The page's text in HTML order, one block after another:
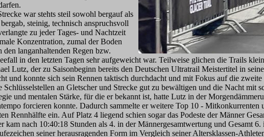
war stehts steil sowohl bergauf als
steinig, technisch anspruchsvoll
zu jeder Tages- und Nachtzeit
Konzentration, zumal der Boden
den langanhaltenden Regen bzw.
in den letzten Tagen sehr aufgeweicht war. Teilweise glichen die Trails
Lutz, der zu Saisonbeginn bereits den Deutschen Ultratrail Meistertitel in
und konnte sich sein Rennen taktisch durchdacht und mit Fokus auf die
Schlüsselstellen an Gletscher und Strecke gut zu bewältigen und die Nacht mit
und mentalen Stärke, für die er bekannt ist, hatte Lutz in der
forcieren konnte. Dadurch sammelte er weitere Top 10 -
Rennhälfte ein. Auf Platz 4 liegend schien sogar das Podeste der Männer
kam nach 10:40:18 Stunden als 4. in der Männergesamtwertung und Gesamt
seiner herausragenden Form im Vergleich seiner Altersklassen-